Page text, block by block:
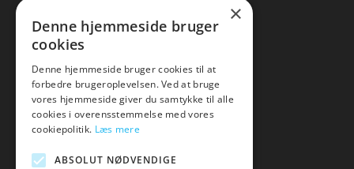
Tlf: 7876 8672
Mail: hej@amare.dk
×
Denne hjemmeside bruger
cookies
Denne hjemmeside bruger cookies til at
forbedre brugeroplevelsen. Ved at bruge
vores hjemmeside giver du samtykke til alle
cookies i overensstemmelse med vores
cookiepolitik. Læs mere
ABSOLUT NØDVENDIGE